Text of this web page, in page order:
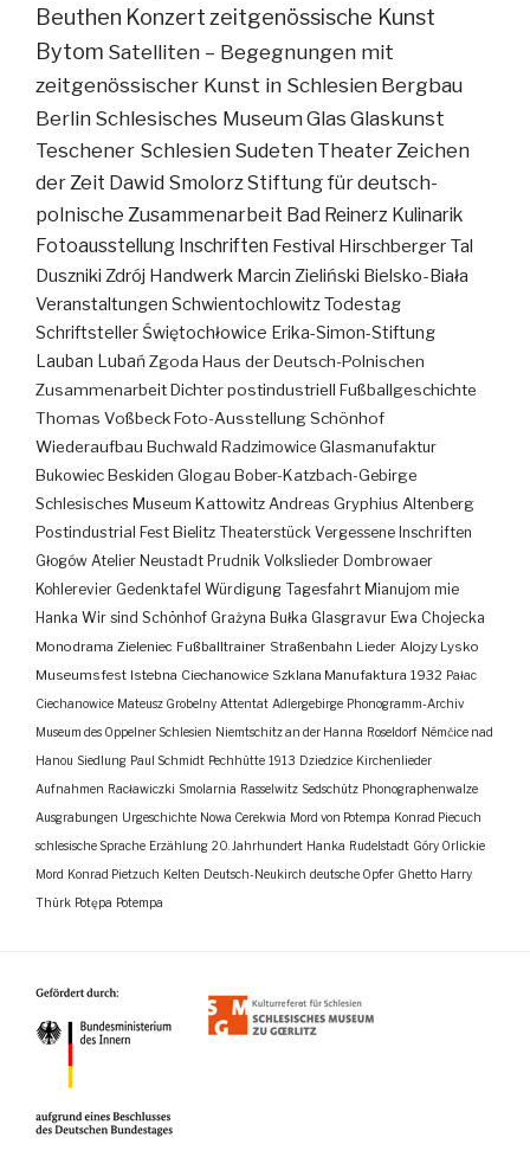
Beuthen Konzertzeitgenössische Kunst
Bytom Satelliten – Begegnungen mit
zeitgenössischer Kunst in Schlesien Bergbau
Berlin Schlesisches MuseumGlas Glaskunst
Teschener Schlesien Sudeten TheaterZeichen
der Zeit Dawid SmolorzStiftung für deutsch-
polnische Zusammenarbeit Bad Reinerz Kulinarik
Fotoausstellung Inschriften Festival Hirschberger Tal
Duszniki Zdrój Handwerk Marcin Zieliński Bielsko-Biała
Veranstaltungen SchwientochlowitzTodestag
SchriftstellerŚwiętochłowice Erika-Simon-Stiftung
Lauban LubańZgoda Haus der Deutsch-Polnischen
ZusammenarbeitDichterpostindustriell Fußballgeschichte
Thomas VoßbeckFoto-AusstellungSchönhof
Wiederaufbau Buchwald Radzimowice Glasmanufaktur
Bukowiec Beskiden Glogau Bober-Katzbach-Gebirge
Schlesisches Museum Kattowitz Andreas Gryphius Altenberg
Postindustrial Fest Bielitz Theaterstück Vergessene Inschriften
Głogów Atelier Neustadt Prudnik Volkslieder Dombrowaer
Kohlerevier Gedenktafel Würdigung Tagesfahrt Mianujom mie
Hanka Wir sind Schönhof Grażyna Bułka Glasgravur Ewa Chojecka
Monodrama Zieleniec Fußballtrainer Straßenbahn Lieder Alojzy Lysko
Museumsfest Istebna Ciechanowice Szklana Manufaktura 1932 Pałac
Ciechanowice Mateusz Grobelny Attentat Adlergebirge Phonogramm-Archiv
Museum des Oppelner Schlesien Niemtschitz an der Hanna Roseldorf Némčice nad
Hanou Siedlung Paul Schmidt Pechhütte 1913 Dziedzice Kirchenlieder
Aufnahmen Racławiczki Smolarnia Rasselwitz Sedschütz Phonographenwalze
Ausgrabungen Urgeschichte Nowa Cerekwia Mord von Potempa Konrad Piecuch
schlesische Sprache Erzählung 20. Jahrhundert Hanka Rudelstadt Góry Orlickie
Mord Konrad Pietzuch Kelten Deutsch-Neukirch deutsche Opfer Ghetto Harry
Thürk Potępa Potempa